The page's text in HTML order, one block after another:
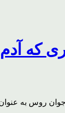
که
روس به